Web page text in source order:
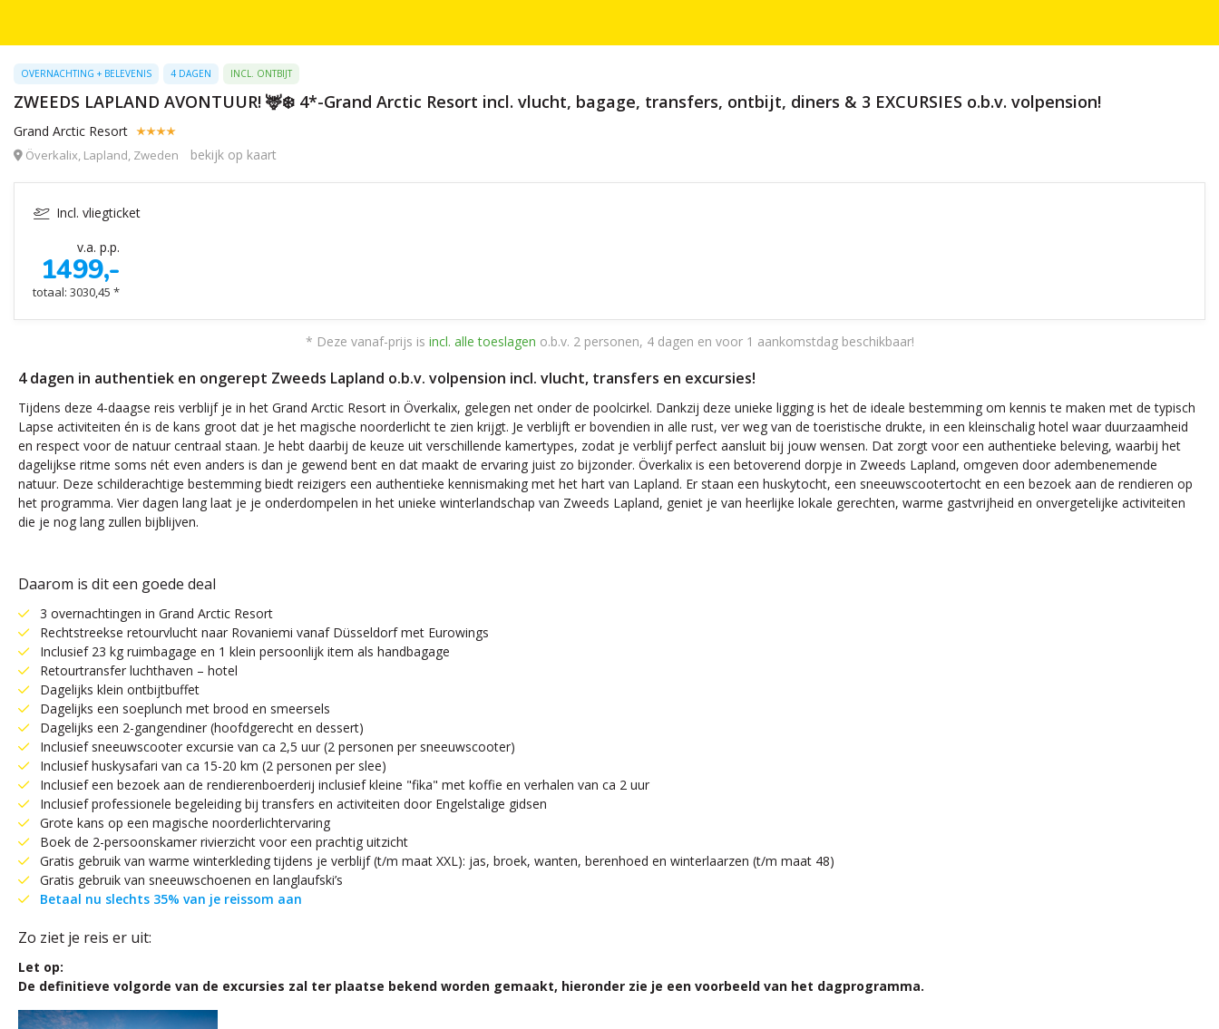
OVERNACHTING + BELEVENIS 4 DAGEN INCL. ONTBIJT
ZWEEDS LAPLAND AVONTUUR! 🦌❄️ 4*-Grand Arctic Resort incl. vlucht, bagage, transfers, ontbijt, diners & 3 EXCURSIES o.b.v. volpension!
Grand Arctic Resort
Överkalix, Lapland, Zweden bekijk op kaart
Incl. vliegticket
v.a. p.p.
1499,-
totaal: 3030,45 *
* Deze vanaf-prijs is incl. alle toeslagen o.b.v. 2 personen, 4 dagen en voor 1 aankomstdag beschikbaar!
4 dagen in authentiek en ongerept Zweeds Lapland o.b.v. volpension incl. vlucht, transfers en excursies!
Tijdens deze 4-daagse reis verblijf je in het Grand Arctic Resort in Överkalix, gelegen net onder de poolcirkel. Dankzij deze unieke ligging is het de ideale bestemming om kennis te maken met de typisch
Lapse activiteiten én is de kans groot dat je het magische noorderlicht te zien krijgt. Je verblijft er bovendien in alle rust, ver weg van de toeristische drukte, in een kleinschalig hotel waar duurzaamheid
en respect voor de natuur centraal staan. Je hebt daarbij de keuze uit verschillende kamertypes, zodat je verblijf perfect aansluit bij jouw wensen. Dat zorgt voor een authentieke beleving, waarbij het
dagelijkse ritme soms nét even anders is dan je gewend bent en dat maakt de ervaring juist zo bijzonder. Överkalix is een betoverend dorpje in Zweeds Lapland, omgeven door adembenemende
natuur. Deze schilderachtige bestemming biedt reizigers een authentieke kennismaking met het hart van Lapland. Er staan een huskytocht, een sneeuwscootertocht en een bezoek aan de rendieren op
het programma. Vier dagen lang laat je je onderdompelen in het unieke winterlandschap van Zweeds Lapland, geniet je van heerlijke lokale gerechten, warme gastvrijheid en onvergetelijke activiteiten
die je nog lang zullen bijblijven.
Daarom is dit een goede deal
3 overnachtingen in Grand Arctic Resort
Rechtstreekse retourvlucht naar Rovaniemi vanaf Düsseldorf met Eurowings
Inclusief 23 kg ruimbagage en 1 klein persoonlijk item als handbagage
Retourtransfer luchthaven – hotel
Dagelijks klein ontbijtbuffet
Dagelijks een soeplunch met brood en smeersels
Dagelijks een 2-gangendiner (hoofdgerecht en dessert)
Inclusief sneeuwscooter excursie van ca 2,5 uur (2 personen per sneeuwscooter)
Inclusief huskysafari van ca 15-20 km (2 personen per slee)
Inclusief een bezoek aan de rendierenboerderij inclusief kleine "fika" met koffie en verhalen van ca 2 uur
Inclusief professionele begeleiding bij transfers en activiteiten door Engelstalige gidsen
Grote kans op een magische noorderlichtervaring
Boek de 2-persoonskamer rivierzicht voor een prachtig uitzicht
Gratis gebruik van warme winterkleding tijdens je verblijf (t/m maat XXL): jas, broek, wanten, berenhoed en winterlaarzen (t/m maat 48)
Gratis gebruik van sneeuwschoenen en langlaufski’s
Betaal nu slechts 35% van je reissom aan
Zo ziet je reis er uit:
Let op:
De definitieve volgorde van de excursies zal ter plaatse bekend worden gemaakt, hieronder zie je een voorbeeld van het dagprogramma.